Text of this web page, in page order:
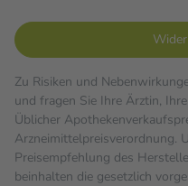
Zu Risiken und
und fragen Sie Ihre Ärztin,
Üblicher
Arzneimittelpreisverordnung.
Preisempfehlung des
beinhalten die gesetzlich